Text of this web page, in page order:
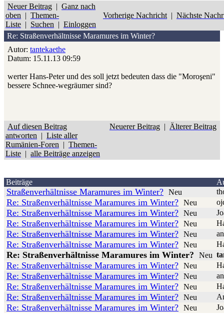
Neuer Beitrag | Ganz nach
oben | Themen-
Liste | Suchen | Einloggen
Vorherige Nachricht | Nächste
Re: Straßenverhältnisse Maramures im Winter?
Autor: tantekaethe
Datum: 15.11.13 09:59
werter Hans-Peter und des soll jetzt bedeuten dass die "Moroşeni"
bessere Schnee-wegräumer sind?
Auf diesen Beitrag
antworten | Liste aller
Rumänien-Foren | Themen-
Liste | alle Beiträge anzeigen
Neuerer Beitrag | Älterer Beitrag
Beiträge
Straßenverhältnisse Maramures im Winter? Neu
Re: Straßenverhältnisse Maramures im Winter? Neu
Re: Straßenverhältnisse Maramures im Winter? Neu
Re: Straßenverhältnisse Maramures im Winter? Neu
Re: Straßenverhältnisse Maramures im Winter? Neu
Re: Straßenverhältnisse Maramures im Winter? Neu
Re: Straßenverhältnisse Maramures im Winter? Neu
Re: Straßenverhältnisse Maramures im Winter? Neu
Re: Straßenverhältnisse Maramures im Winter? Neu
Re: Straßenverhältnisse Maramures im Winter? Neu
Re: Straßenverhältnisse Maramures im Winter? Neu
Re: Straßenverhältnisse Maramures im Winter? Neu